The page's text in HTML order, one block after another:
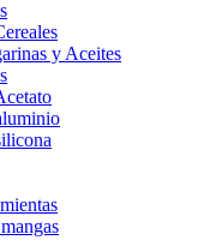
y Aceites